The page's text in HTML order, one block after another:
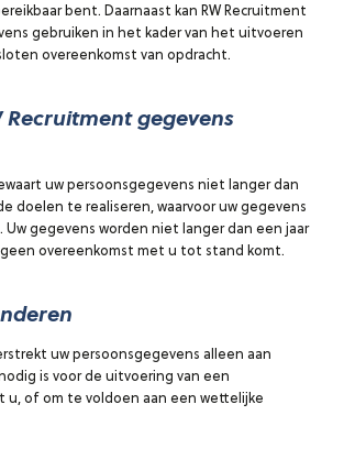
bent. Daarnaast kan RW Recruitment
gebruiken in het kader van het uitvoeren
overeenkomst van opdracht.
Recruitment gegevens
uw persoonsgegevens niet langer dan
doelen te realiseren, waarvoor uw gegevens
Uw gegevens worden niet langer dan een jaar
geen overeenkomst met u tot stand komt.
uw persoonsgegevens alleen aan
is voor de uitvoering van een
u, of om te voldoen aan een wettelijke